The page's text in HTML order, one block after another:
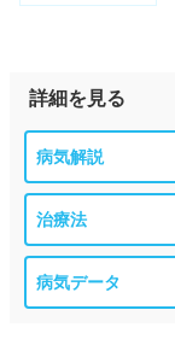
詳細を見る
病気解説
治療法
病気データ